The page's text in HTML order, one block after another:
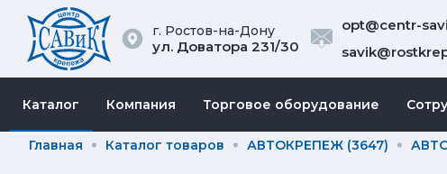
г. Ростов-на-Дону
ул. Доватора 231/30
opt@centr-
Каталог Компания Торговое оборудование
Главная Каталог товаров АВТОКРЕПЕЖ (3647)